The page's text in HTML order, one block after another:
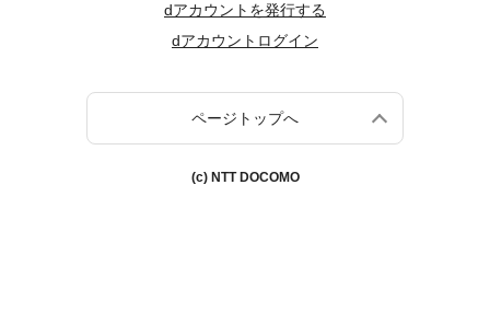
dアカウントを発行する
dアカウントログイン
ページトップへ
(c) NTT DOCOMO